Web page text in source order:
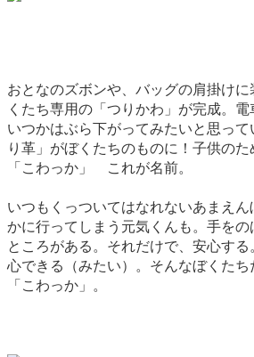
おとなのズボンや、バッグの肩掛け
くたち専用の「つりかわ」が完成。電
いつかはぶら下がってみたいと思っ
り革」がぼくたちのものに！子供の
「こわっか」 これが名前。
いつもくっついてはなれないあまえん
かに行ってしまう元気くんも。手を
ところがある。それだけで、安心す
心できる（みたい）。そんなぼくた
「こわっか」。